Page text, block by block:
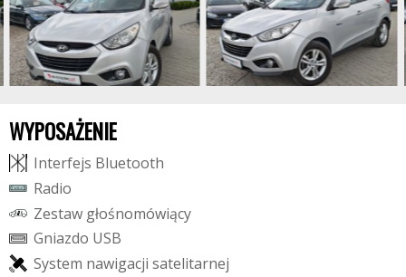
WYPOSAŻENIE
Interfejs Bluetooth
Radio
Zestaw głośnomówiący
Gniazdo USB
System nawigacji satelitarnej